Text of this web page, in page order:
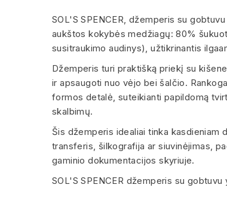
SOL'S SPENCER, džemperis su
aukštos kokybės medžiagų: 80%
susitraukimo audinys), užtikrinantis
Džemperis turi praktišką priekį su
ir apsaugoti nuo vėjo bei šalčio.
formos detalė, suteikianti papildomą
skalbimų.
Šis džemperis idealiai tinka kasdieniam
transferis, šilkografija ar siuvinėjimas,
gaminio dokumentacijos skyriuje.
SOL'S SPENCER džemperis su